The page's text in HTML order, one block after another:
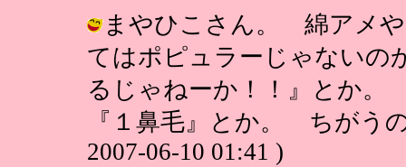
まやひこさん。 綿アメや
てはポピュラーじゃない
るじゃねーか！！』とか
『１鼻毛』とか。 ちがう
2007-06-10 01:41 )